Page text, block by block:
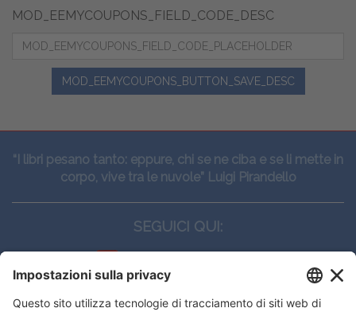
MOD_EEMYCOUPONS_FIELD_CODE_DESC
MOD_EEMYCOUPONS_BUTTON_SAVE_DESC
“I libri pesano tanto: eppure, chi se ne ciba e se li mette in
corpo, vive tra le nuvole” Luigi Pirandello
SEGUICI QUI: